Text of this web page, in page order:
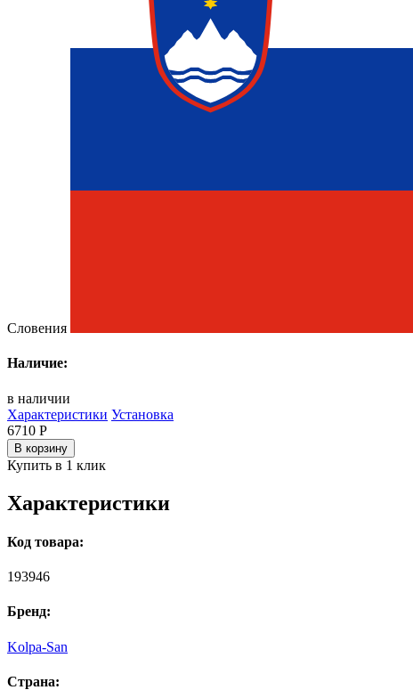
Словения
Наличие:
в наличии
Характеристики Установка
6710 Р
В корзину
Купить в 1 клик
Характеристики
Код товара:
193946
Бренд:
Kolpa-San
Страна: